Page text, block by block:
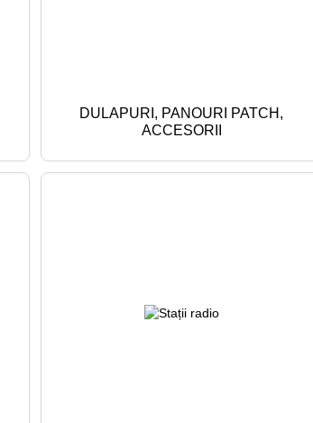
DULAPURI, PANOURI PATCH,
ACCESORII